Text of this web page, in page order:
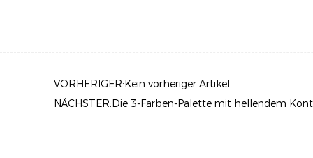
VORHERIGER:Kein vorheriger Artikel
NÄCHSTER:Die 3-Farben-Palette mit hellendem